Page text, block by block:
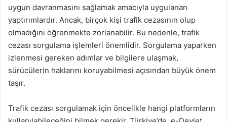
uygun davranmasını sağlamak amacıyla uygulanan
yaptırımlardır. Ancak, birçok kişi trafik cezasının olup
olmadığını öğrenmekte zorlanabilir. Bu nedenle, trafik
cezası sorgulama işlemleri önemlidir. Sorgulama yaparken
izlenmesi gereken adımlar ve bilgilere ulaşmak,
sürücülerin haklarını koruyabilmesi açısından büyük önem
taşır.
Trafik cezası sorgulamak için öncelikle hangi platformların